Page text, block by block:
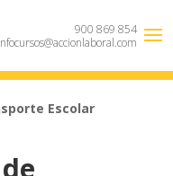
900 869 854
Escolar